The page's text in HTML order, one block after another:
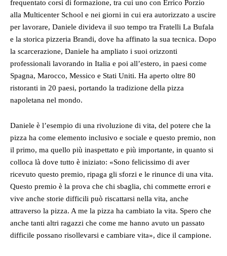
frequentato corsi di formazione, tra cui uno con Errico Porzio
alla Multicenter School e nei giorni in cui era autorizzato a uscire
per lavorare, Daniele divideva il suo tempo tra Fratelli La Bufala
e la storica pizzeria Brandi, dove ha affinato la sua tecnica. Dopo
la scarcerazione, Daniele ha ampliato i suoi orizzonti
professionali lavorando in Italia e poi all’estero, in paesi come
Spagna, Marocco, Messico e Stati Uniti. Ha aperto oltre 80
ristoranti in 20 paesi, portando la tradizione della pizza
napoletana nel mondo.
Daniele è l’esempio di una rivoluzione di vita, del potere che la
pizza ha come elemento inclusivo e sociale e questo premio, non
il primo, ma quello più inaspettato e più importante, in quanto si
colloca là dove tutto è iniziato: «Sono felicissimo di aver
ricevuto questo premio, ripaga gli sforzi e le rinunce di una vita.
Questo premio è la prova che chi sbaglia, chi commette errori e
vive anche storie difficili può riscattarsi nella vita, anche
attraverso la pizza. A me la pizza ha cambiato la vita. Spero che
anche tanti altri ragazzi che come me hanno avuto un passato
difficile possano risollevarsi e cambiare vita», dice il campione.